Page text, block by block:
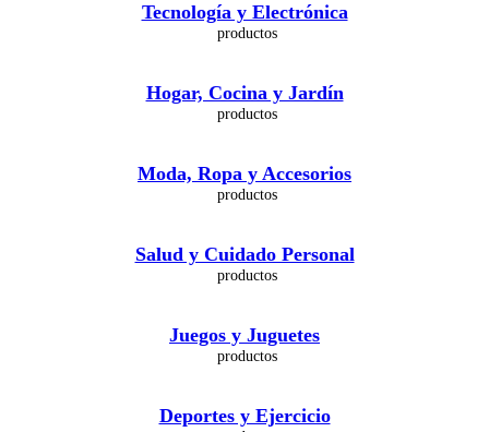
Tecnología y Electrónica
Hogar, Cocina y Jardín
Moda, Ropa y Accesorios
Salud y Cuidado Personal
Juegos y Juguetes
Deportes y Ejercicio